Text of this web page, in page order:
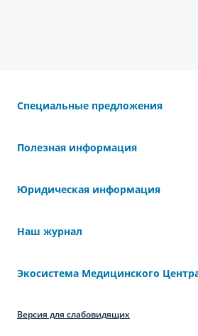
Специальные предложения
Полезная информация
Юридическая информация
Наш журнал
Экосистема Медицинского
Версия для слабовидящих